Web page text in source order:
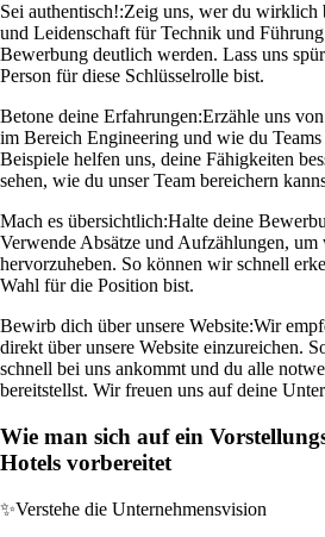
Sei authentisch!:Zeig uns, wer du wirklich
und Leidenschaft für Technik und
Bewerbung deutlich werden. Lass uns
Person für diese Schlüsselrolle bist.
Betone deine Erfahrungen:Erzähle uns
im Bereich Engineering und wie du
Beispiele helfen uns, deine Fähigkeiten
sehen, wie du unser Team bereichern
Mach es übersichtlich:Halte deine
Verwende Absätze und Aufzählungen,
hervorzuheben. So können wir schnell
Wahl für die Position bist.
Bewirb dich über unsere Website:Wir
direkt über unsere Website einzureichen.
schnell bei uns ankommt und du alle
bereitstellst. Wir freuen uns auf deine
Wie man sich auf ein
Hotels vorbereitet
✨Verstehe die Unternehmensvision